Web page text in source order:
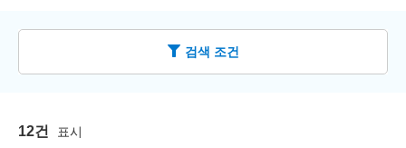
검색 조건
12건 표시